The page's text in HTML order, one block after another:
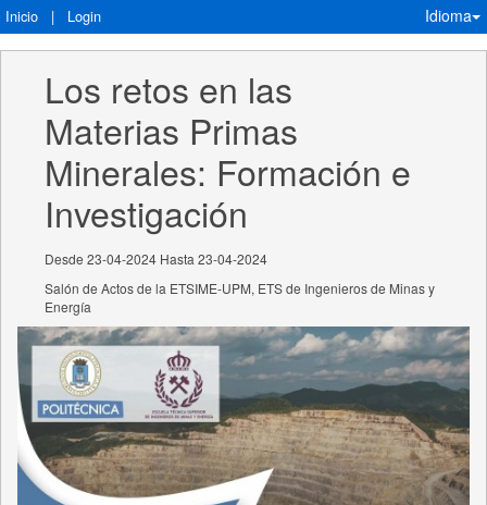
Inicio | Login Idioma
Los retos en las
Materias Primas
Minerales: Formación e
Investigación
Desde 23-04-2024 Hasta 23-04-2024
Salón de Actos de la ETSIME-UPM, ETS de Ingenieros de Minas y
Energía